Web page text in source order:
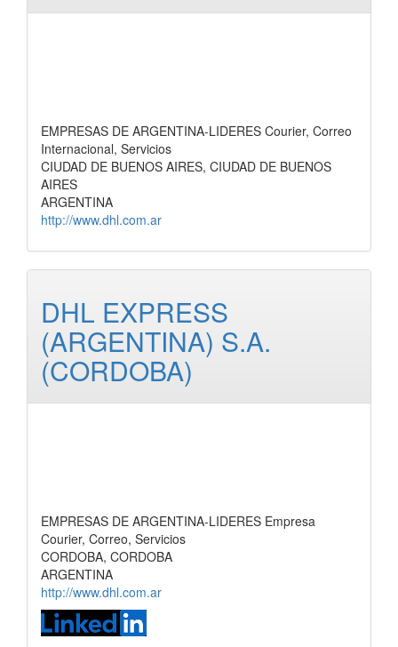
EMPRESAS DE ARGENTINA-LIDERES Courier, Correo
Internacional, Servicios
CIUDAD DE BUENOS AIRES, CIUDAD DE BUENOS
AIRES
ARGENTINA
http://www.dhl.com.ar
DHL EXPRESS
(ARGENTINA) S.A.
(CORDOBA)
EMPRESAS DE ARGENTINA-LIDERES Empresa
Courier, Correo, Servicios
CORDOBA, CORDOBA
ARGENTINA
http://www.dhl.com.ar